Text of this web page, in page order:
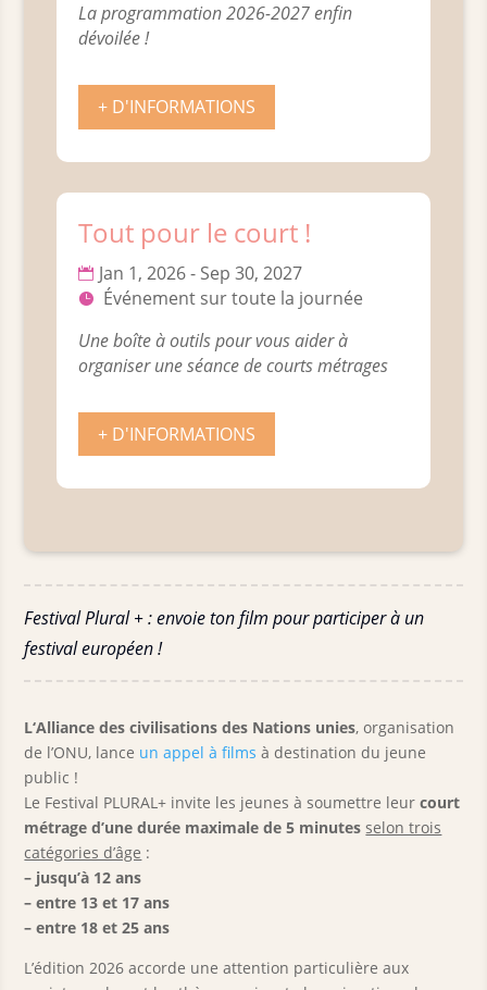
La programmation 2026-2027 enfin
dévoilée !
+ D'INFORMATIONS
Tout pour le court !
Jan 1, 2026 - Sep 30, 2027
Événement sur toute la journée
Une boîte à outils pour vous aider à
organiser une séance de courts métrages
+ D'INFORMATIONS
Festival Plural + : envoie ton film pour participer à un
festival européen !
L‘Alliance des civilisations des Nations unies, organisation
de l’ONU, lance un appel à films à destination du jeune
public !
Le Festival PLURAL+ invite les jeunes à soumettre leurcourt
métrage d’une durée maximale de 5 minutes selon trois
catégories d’âge :
– jusqu’à 12 ans
– entre 13 et 17 ans
– entre 18 et 25 ans
L’édition 2026 accorde une attention particulière aux